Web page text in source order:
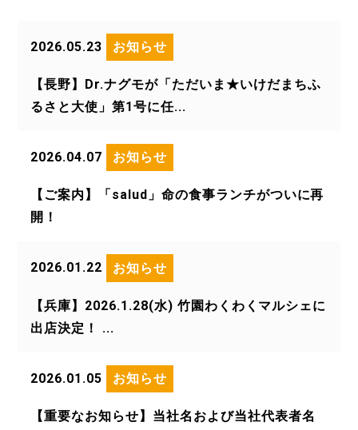
2026.05.23 お知らせ
【長野】Dr.ナグモが「ただいま★いけだまちふ
るさと大使」第1号に任...
2026.04.07 お知らせ
【ご案内】「salud」命の食事ランチがついに再
開！
2026.01.22 お知らせ
【兵庫】2026.1.28(水) 竹園わくわくマルシェに
出店決定！ ...
2026.01.05 お知らせ
【重要なお知らせ】当社名および当社代表者名